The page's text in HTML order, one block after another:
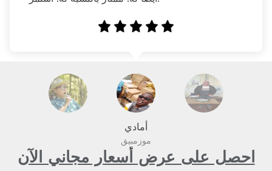
أمادي
موزمبيق
احصل على عرض أسعار مجاني الآن